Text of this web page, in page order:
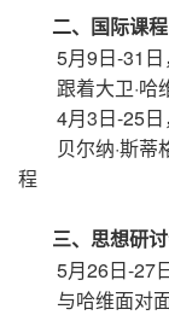
二、国际课程
5月9日-31
跟着大卫·哈
4月3日-25
贝尔纳·斯
程
三、思想研
5月26日-27
与哈维面对